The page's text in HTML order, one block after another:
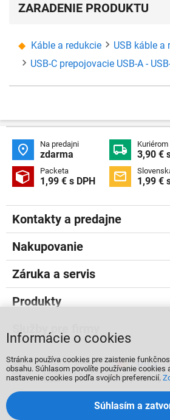
ZARADENIE PRODUKTU
Káble a redukcie USB káble a
USB-C prepojovacie USB-A -
 Na predajni
zdarma  Kuriérom
3,90 €
 Packeta
1,99 € s DPH  1,99 €
Kontakty a predajne
Nakupovanie
Záruka a servis
Produkty
Služby pre firmy
  
Informácie o cookies
Stránka používa cookies pre zaistenie
obsahu. Súhlasom povolíte používanie cookies
nastavenie cookies podľa svojích preferencií.
Súhlasím a